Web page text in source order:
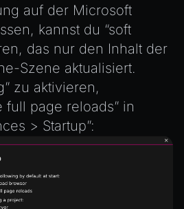
auf der Microsoft
kannst du “soft
das nur den Inhalt der
Szene aktualisiert.
zu aktivieren,
full page reloads” in
> Startup”: